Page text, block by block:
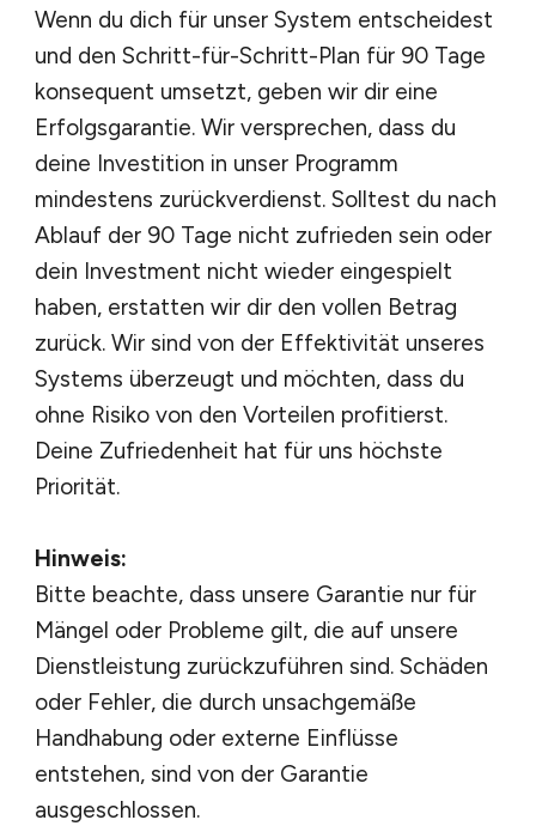
Wenn du dich für unser System entscheidest
und den Schritt-für-Schritt-Plan für 90 Tage
konsequent umsetzt, geben wir dir eine
Erfolgsgarantie. Wir versprechen, dass du
deine Investition in unser Programm
mindestens zurückverdienst. Solltest du nach
Ablauf der 90 Tage nicht zufrieden sein oder
dein Investment nicht wieder eingespielt
haben, erstatten wir dir den vollen Betrag
zurück. Wir sind von der Effektivität unseres
Systems überzeugt und möchten, dass du
ohne Risiko von den Vorteilen profitierst.
Deine Zufriedenheit hat für uns höchste
Priorität.
Hinweis:
Bitte beachte, dass unsere Garantie nur für
Mängel oder Probleme gilt, die auf unsere
Dienstleistung zurückzuführen sind. Schäden
oder Fehler, die durch unsachgemäße
Handhabung oder externe Einflüsse
entstehen, sind von der Garantie
ausgeschlossen.